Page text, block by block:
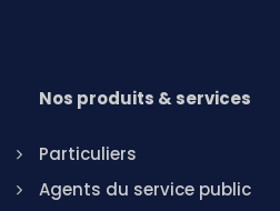
Nos produits & services
Particuliers
Agents du service public